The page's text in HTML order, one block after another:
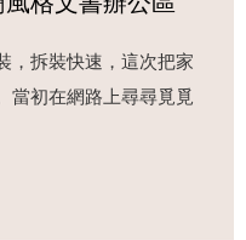
，拆裝快速，這次把家
當初在網路上尋尋覓覓